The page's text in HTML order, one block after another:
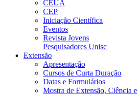
CEUA
CEP
Iniciação Científica
Eventos
Revista Jovens
Pesquisadores Unisc
Extensão
Apresentação
Cursos de Curta Duração
Datas e Formulários
Mostra de Extensão, Ciência e